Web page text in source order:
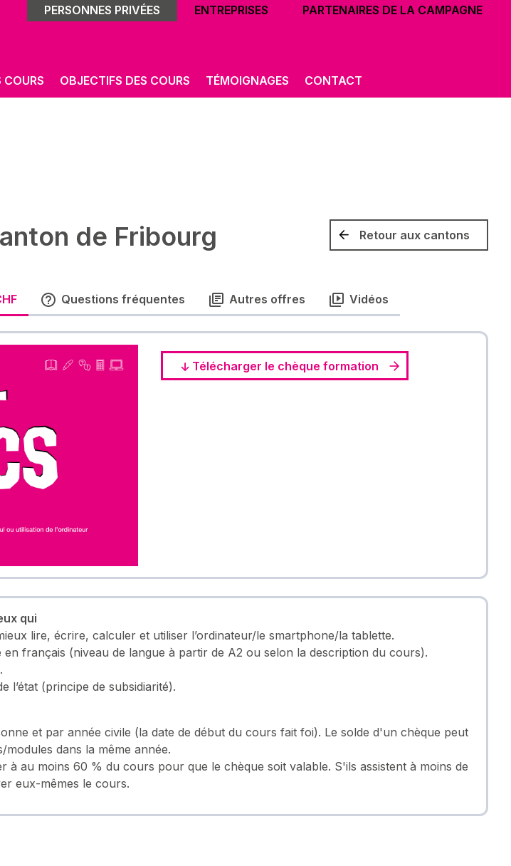
PERSONNES PRIVÉES ENTREPRISES PARTENAIRES DE LA CAMPAGNE
COURS OBJECTIFS DES COURS TÉMOIGNAGES CONTACT
de Fribourg Retour aux cantons
Questions fréquentes Autres offres Vidéos
Télécharger le chèque formation
qui
lire, écrire, calculer et utiliser l’ordinateur/le smartphone/la tablette.
français (niveau de langue à partir de A2 ou selon la description du cours).
l’état (principe de subsidiarité).
et par année civile (la date de début du cours fait foi). Le solde d'un chèque peut
dans la même année.
à au moins 60 % du cours pour que le chèque soit valable. S'ils assistent à moins de
eux-mêmes le cours.